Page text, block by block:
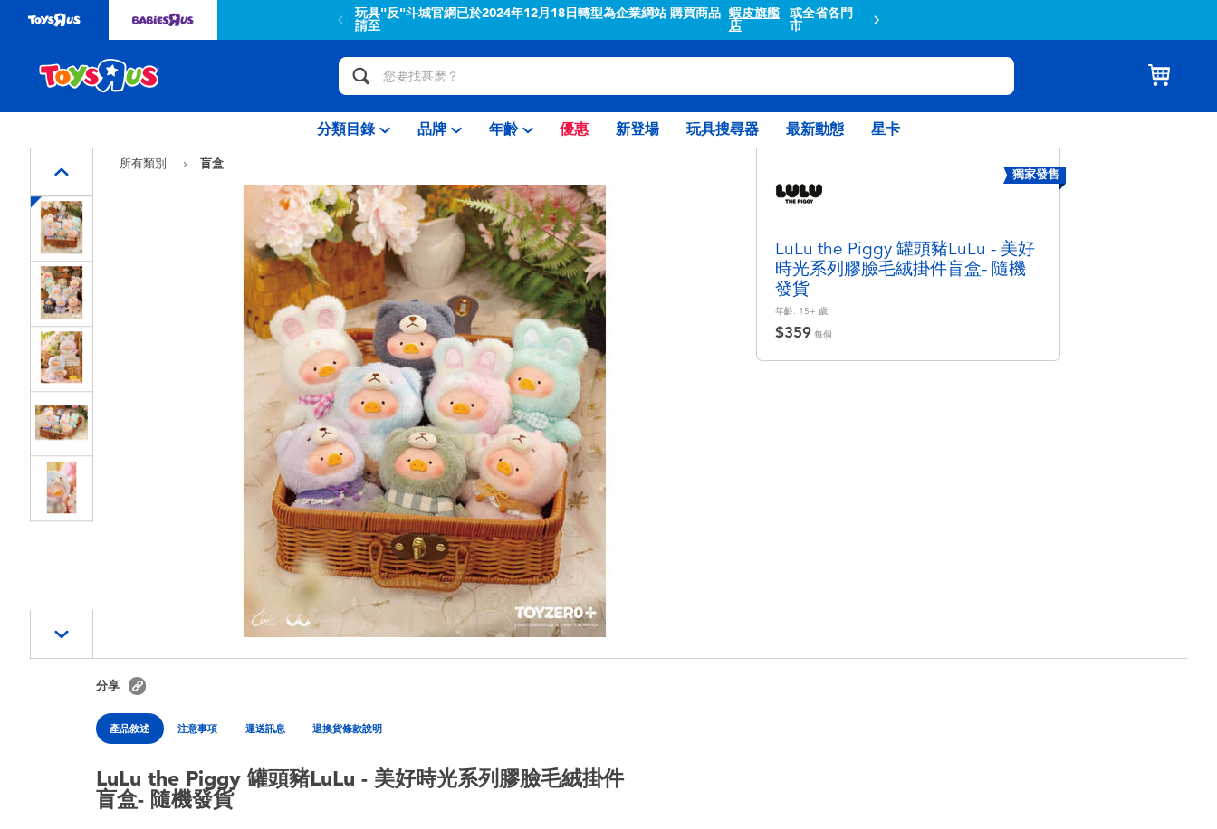
玩具"反"斗城官網已於2024年12月18日轉型為企業網站 購買商品
請至
蝦皮旗艦
店
或全省各門
市
分類目錄 品牌 年齡 優惠 新登場 玩具搜尋器 最新動態 星卡
所有類別
盲盒
獨家發售
LuLu the Piggy 罐頭豬LuLu - 美好
時光系列膠臉毛絨掛件盲盒- 隨機
發貨
年齡: 15+ 歲
$359 每個
分享
產品敘述 注意事項 運送訊息 退換貨條款說明
LuLu the Piggy 罐頭豬LuLu - 美好時光系列膠臉毛絨掛件
盲盒- 隨機發貨